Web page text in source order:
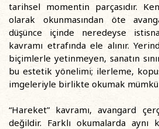
tarihsel momentin parçasıdır.
olarak okunmasından öte
düşünce içinde neredeyse
kavramı etrafında ele alınır.
biçimlerle yetinmeyen, sanatın
bu estetik yönelimi; ilerleme,
imgeleriyle birlikte okumak
“Hareket” kavramı, avangard
değildir. Farklı okumalarda aynı